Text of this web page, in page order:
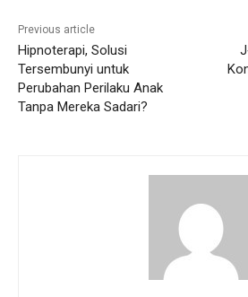
Previous article
Hipnoterapi, Solusi
Tersembunyi untuk
Perubahan Perilaku Anak
Tanpa Mereka Sadari?